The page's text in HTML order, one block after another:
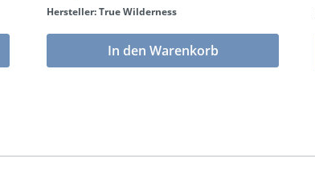
Hersteller: True Wilderness
In den Warenkorb